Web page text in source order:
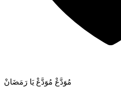
مُوَدَّعْ مُوَدَّعْ يَا رَمَضَانْ